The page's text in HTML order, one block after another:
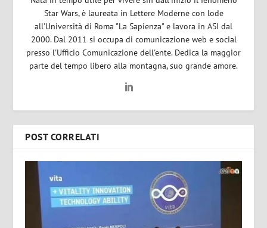
Star Wars, è laureata in Lettere Moderne con lode
all'Università di Roma "La Sapienza" e lavora in ASI dal
2000. Dal 2011 si occupa di comunicazione web e social
presso l'Ufficio Comunicazione dell'ente. Dedica la maggior
parte del tempo libero alla montagna, suo grande amore.
POST CORRELATI